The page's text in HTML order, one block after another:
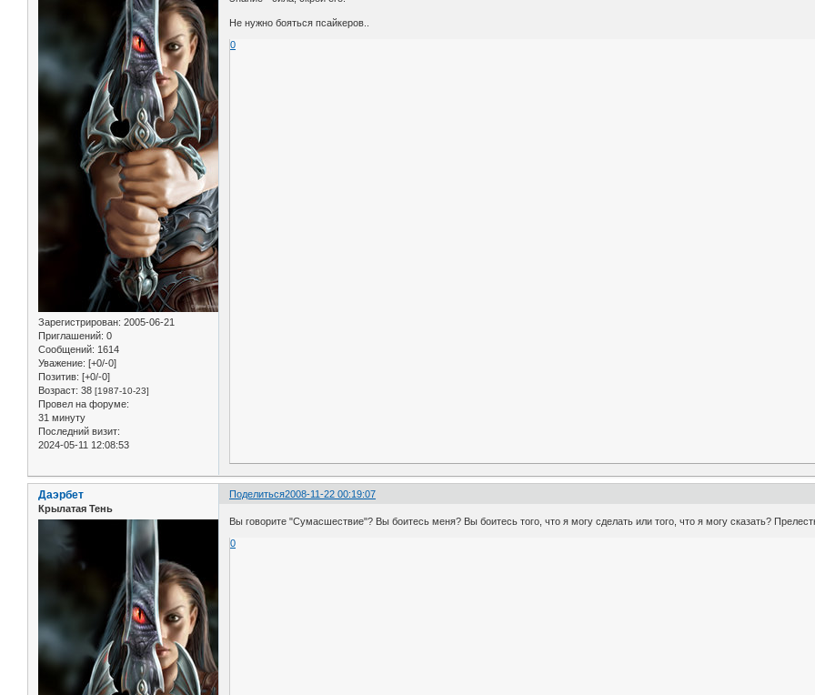
Зарегистрирован: 2005-06-21
Приглашений: 0
Сообщений: 1614
Уважение: [+0/-0]
Позитив: [+0/-0]
Возраст: 38 [1987-10-23]
Провел на форуме:
31 минуту
Последний визит:
2024-05-11 12:08:53
Не нужно бояться псайкеров..
0
Поделиться2008-11-22 00:19:07
Даэрбет
Крылатая Тень
Вы говорите "Сумасшествие"? Вы боитесь меня? Вы боитесь того, что я могу сделать или того, что я могу сказать?
0